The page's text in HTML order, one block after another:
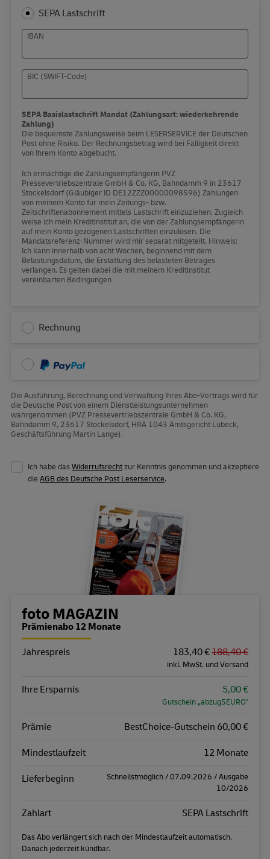
SEPA Lastschrift
IBAN
BIC (SWIFT-Code)
SEPA Basislastschrift Mandat (Zahlungsart: wiederkehrende
Zahlung)
Die bequemste Zahlungsweise beim LESERSERVICE der Deutschen
Post ohne Risiko. Der Rechnungsbetrag wird bei Fälligkeit direkt
von Ihrem Konto abgebucht.
Ich ermächtige die Zahlungsempfängerin PVZ
Pressevertriebszentrale GmbH & Co. KG, Bahndamm 9 in 23617
Stockelsdorf (Gläubiger ID DE12ZZZ00000098596) Zahlungen
von meinem Konto für mein Zeitungs- bzw.
Zeitschriftenabonnement mittels Lastschrift einzuziehen. Zugleich
weise ich mein Kreditinstitut an, die von der Zahlungsempfängerin
auf mein Konto gezogenen Lastschriften einzulösen. Die
Mandatsreferenz-Nummer wird mir separat mitgeteilt. Hinweis:
Ich kann innerhalb von acht Wochen, beginnend mit dem
Belastungsdatum, die Erstattung des belasteten Betrages
verlangen. Es gelten dabei die mit meinem Kreditinstitut
vereinbarten Bedingungen
Rechnung
PayPal
Die Ausführung, Berechnung und Verwaltung Ihres Abo-Vertrags wird für
die Deutsche Post von einem Dienstleistungsunternehmen
wahrgenommen (PVZ Pressevertriebszentrale GmbH & Co. KG,
Bahndamm 9, 23617 Stockelsdorf, HRA 1043 Amtsgericht Lübeck,
Geschäftsführung Martin Lange).
Ich habe dasWiderrufsrechtzur Kenntnis genommen und akzeptiere
die AGB des Deutsche Post Leserservice.
Bestellübersicht
foto MAGAZIN
Prämienabo 12 Monate
Eigenschaft
Jahrespreis 183,40 €188,40 €
inkl. MwSt. und Versand
Ihre Ersparnis 5,00 €
Gutschein „abzug5EURO"
Prämie BestChoice-Gutschein 60,00 €
Mindestlaufzeit 12 Monate
Lieferbeginn
Schnellstmöglich / 07.09.2026 / Ausgabe
10/2026
Zahlart SEPA Lastschrift
Das Abo verlängert sich nach der Mindestlaufzeit automatisch.
Danach jederzeit kündbar.